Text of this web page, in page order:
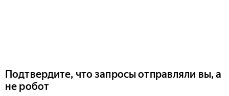
Подтвердите, что запросы отправляли вы, а
не робот